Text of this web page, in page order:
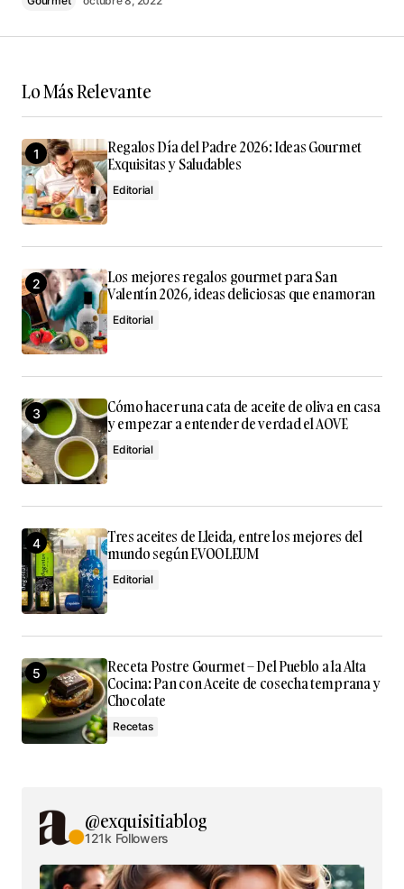
Your Name*
Your E-mail*
Guarda mi nombre, correo electrónico y web en este
navegador para la próxima vez que comente.
Submit Comment
Lo Más Relevante
Regalos Día del Padre 2026: Ideas Gourmet
Exquisitas y Saludables
Editorial
Los mejores regalos gourmet para San
Valentín 2026, ideas deliciosas que enamoran
Editorial
Cómo hacer una cata de aceite de oliva en casa
y empezar a entender de verdad el AOVE
Editorial
Tres aceites de Lleida, entre los mejores del
mundo según EVOOLEUM
Editorial
Receta Postre Gourmet – Del Pueblo a la Alta
Cocina: Pan con Aceite de cosecha temprana y
Chocolate
Recetas
@exquisitiablog
121k Followers